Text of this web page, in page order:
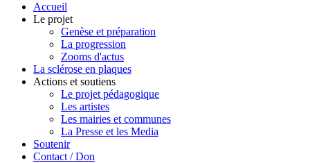
Accueil
Le projet
Genèse et préparation
La progression
Zooms d'actus
La sclérose en plaques
Actions et soutiens
Le projet pédagogique
Les artistes
Les mairies et communes
La Presse et les Media
Soutenir
Contact / Don